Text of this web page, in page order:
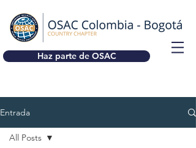
Haz parte de OSAC
Entrada
All Posts